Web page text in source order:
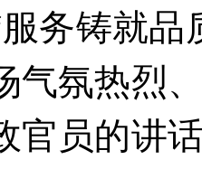
务铸就
气氛热烈
官员的讲